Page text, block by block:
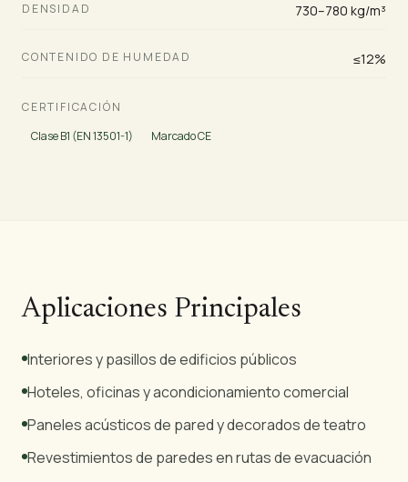
DENSIDAD 730–780 kg/m³
CONTENIDO DE HUMEDAD ≤12%
CERTIFICACIÓN
Clase B1 (EN 13501-1)
Marcado CE
Aplicaciones Principales
Interiores y pasillos de edificios públicos
Hoteles, oficinas y acondicionamiento comercial
Paneles acústicos de pared y decorados de teatro
Revestimientos de paredes en rutas de evacuación